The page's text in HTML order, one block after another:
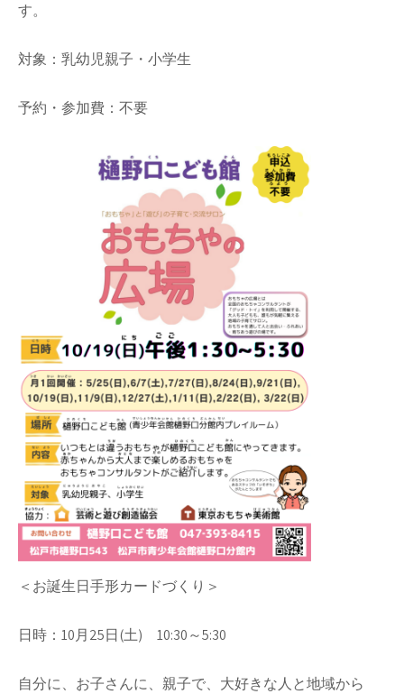
す。
対象：乳幼児親子・小学生
予約・参加費：不要
＜お誕生日手形カードづくり＞
日時：10月25日(土) 10:30～5:30
自分に、お子さんに、親子で、大好きな人と地域から